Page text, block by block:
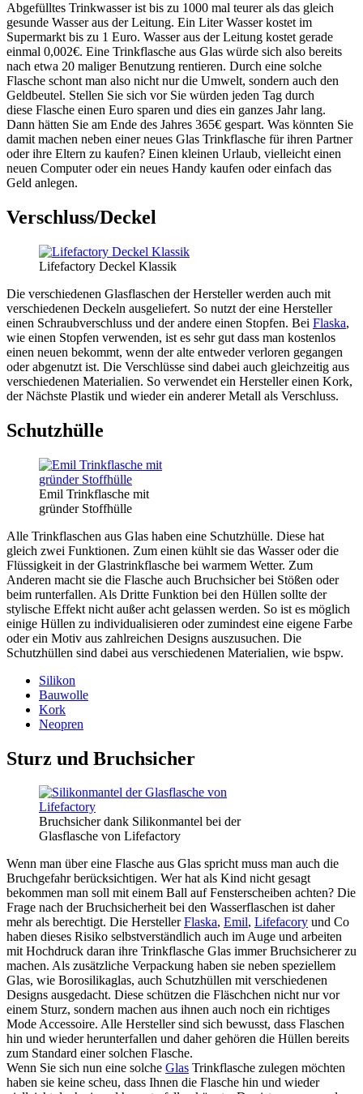
Abgefülltes Trinkwasser ist bis zu 1000 mal teurer als das gleich
gesunde Wasser aus der Leitung. Ein Liter Wasser kostet im
Supermarkt bis zu 1 Euro. Wasser aus der Leitung kostet gerade
einmal 0,002€. Eine Trinkflasche aus Glas würde sich also bereits
nach etwa 20 maliger Benutzung rentieren. Durch eine solche
Flasche schont man also nicht nur die Umwelt, sondern auch den
Geldbeutel. Stellen Sie sich vor Sie würden jeden Tag durch
diese Flasche einen Euro sparen und dies ein ganzes Jahr lang.
Dann hätten Sie am Ende des Jahres 365€ gespart. Was könnten Sie
damit machen neben einer neues Glas Trinkflasche für ihren Partner
oder ihre Eltern zu kaufen? Einen kleinen Urlaub, vielleicht einen
neuen Computer oder ein neues Handy kaufen oder einfach das
Geld anlegen.
Verschluss/Deckel
Lifefactory Deckel Klassik
Die verschiedenen Glasflaschen der Hersteller werden auch mit
verschiedenen Deckeln ausgeliefert. So nutzt der eine Hersteller
einen Schraubverschluss und der andere einen Stopfen. Bei Flaska,
wie einen Stopfen verwenden, ist es sehr gut dass man kostenlos
einen neuen bekommt, wenn der alte entweder verloren gegangen
oder abgenutzt ist. Die Verschlüsse sind dabei auch gleichzeitig aus
verschiedenen Materialien. So verwendet ein Hersteller einen Kork,
der Nächste Plastik und wieder ein anderer Metall als Verschluss.
Schutzhülle
Emil Trinkflasche mit
gründer Stoffhülle
Alle Trinkflaschen aus Glas haben eine Schutzhülle. Diese hat
gleich zwei Funktionen. Zum einen kühlt sie das Wasser oder die
Flüssigkeit in der Glastrinkflasche bei warmem Wetter. Zum
Anderen macht sie die Flasche auch Bruchsicher bei Stößen oder
beim runterfallen. Als Dritte Funktion bei den Hüllen sollte der
stylische Effekt nicht außer acht gelassen werden. So ist es möglich
einige Hüllen zu individualisieren oder zumindest eine eigene Farbe
oder ein Motiv aus zahlreichen Designs auszusuchen. Die
Schutzhüllen sind dabei aus verschiedenen Materialien, wie bspw.
Silikon
Bauwolle
Kork
Neopren
Sturz und Bruchsicher
Bruchsicher dank Silikonmantel bei der
Glasflasche von Lifefactory
Wenn man über eine Flasche aus Glas spricht muss man auch die
Bruchgefahr berücksichtigen. Wer hat als Kind nicht gesagt
bekommen man soll mit einem Ball auf Fensterscheiben achten? Die
Frage nach der Bruchsicherheit bei den Wasserflaschen ist daher
mehr als berechtigt. Die HerstellerFlaska, Emil, Lifefacory und Co
haben dieses Risiko selbstverständlich auch im Auge und arbeiten
mit Hochdruck daran ihre Trinkflasche Glas immer Bruchsicherer zu
machen. Als zusätzliche Verpackung haben sie neben speziellem
Glas, wie Borosilikaglas, auch Schutzhüllen mit verschiedenen
Designs ausgedacht. Diese schützen die Fläschchen nicht nur vor
einem Sturz, sondern machen aus ihnen auch noch ein richtiges
Mode Accessoire. Alle Hersteller sind sich bewusst, dass Flaschen
hin und wieder herunterfallen und daher gehören die Hüllen bereits
zum Standard einer solchen Flasche.
Wenn Sie sich nun eine solche Glas Trinkflasche zulegen möchten
haben sie keine scheu, dass Ihnen die Flasche hin und wieder